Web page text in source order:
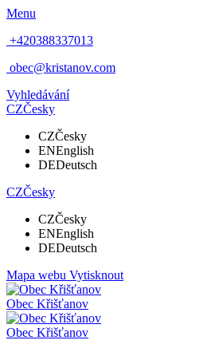
Menu
+420388337013
obec@kristanov.com
Vyhledávání
CZČesky
CZČesky
ENEnglish
DEDeutsch
CZČesky
CZČesky
ENEnglish
DEDeutsch
Mapa webu Vytisknout
Obec Křišťanov
Obec Křišťanov